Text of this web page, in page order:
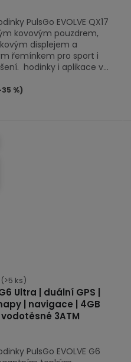
%)
PulsGo EVOLVE QX17
kovovým pouzdrem,
displejem a
řemínkem pro sport i
hodinky i aplikace v...
Ultra | duální GPS |
| navigace | 4GB
3ATM
(>5 ks)
PulsGo EVOLVE G6